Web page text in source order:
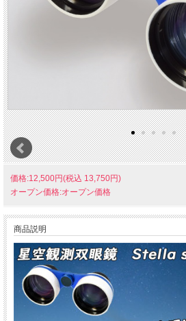
価格:12,500円(税込 13,750円)
オープン価格:オープン価格
商品説明